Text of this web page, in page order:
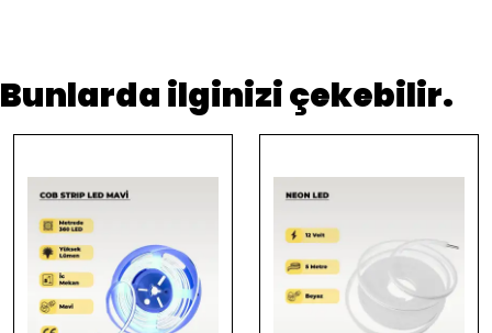
Bunlarda ilginizi çekebilir.